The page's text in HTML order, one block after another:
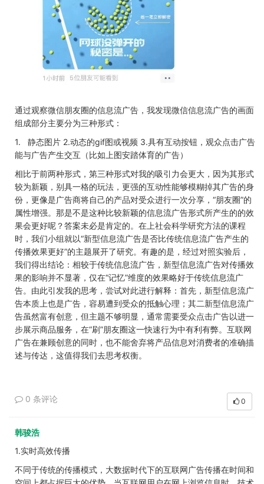
通过观察微信朋友圈的信息流广告，我发现微信信息流广告的画面
组成部分主要分为三种形式：
1.
静态图片 2.动态的gif图或视频 3.具有互动按钮，观众点击广告
能与广告产生交互（比如上图安踏体育的广告）
相比于前两种形式，第三种形式对我的吸引力会更大，因为其形式
较为新颖，别具一格的玩法，更强的互动性能够模糊掉其广告的身
份，更像是广告商将自己的产品对受众进行一次分享，“朋友圈”的
属性增强。那是不是这种比较新颖的信息流广告形式所产生的的效
果会更好呢？答案未必是肯定的。在上社会科学研究方法的课程
时，我们小组就以“新型信息流广告是否比传统信息流广告产生的
传播效果更好”的主题展开了研究。有趣的是，经过对照实验后，
我们得出结论：相较于传统信息流广告，新型信息流广告对传播效
果的影响并不显著，仅在“记忆”维度的效果略好于传统信息流广
告。由此引发我的思考，尝试对此进行解释：首先，新型信息流广
告本质上也是广告，容易遭到受众的抵触心理；其二新型信息流广
告虽然富有创意，但主题不够明显，通常需要受众点击广告以进一
步展示商品服务，在“刷”朋友圈这一快速行为中有利有弊。互联网
广告在兼顾创意的同时，也不能舍弃将产品信息对消费者的准确描
述与传达，这值得我们去思考权衡。
0 条评论 0
韩骏浩
1.实时高效传播
不同于传统的传播模式，大数据时代下的互联网广告传播在时间和